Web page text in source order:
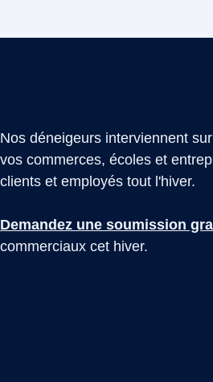
Nos déneigeurs interviennent
vos commerces, écoles et
clients et employés tout l'hiver.
Demandez une soumission
commerciaux cet hiver.